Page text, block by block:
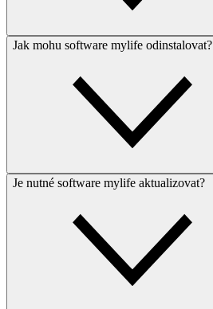
Jak mohu software mylife odinstalovat?
Je nutné software mylife aktualizovat?